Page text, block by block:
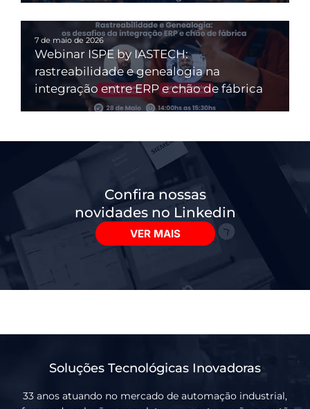
7 de maio de 2026
Webinar ISPE by IASTECH:
rastreabilidade e genealogia na
integração entre ERP e chão de fábrica
Confira nossas
novidades no Linkedin
VER MAIS
Soluções Tecnológicas Inovadoras
33 anos atuando no mercado de automação industrial,